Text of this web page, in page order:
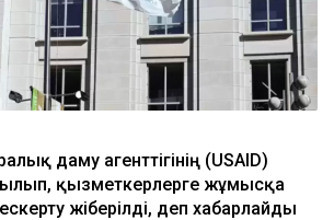
даму агенттігінің (USAID)
қызметкерлерге жұмысқа
жіберілді, деп хабарлайды